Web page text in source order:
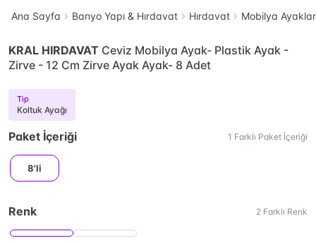
Ana Sayfa Banyo Yapı & Hırdavat Hırdavat Mobilya
KRAL HIRDAVAT Ceviz Mobilya Ayak- Plastik Ayak -
Zirve - 12 Cm Zirve Ayak Ayak- 8 Adet
Tip
Koltuk Ayağı
Paket İçeriği 1 Farklı Paket İçeriği
8'li
Renk 2 Farklı Renk